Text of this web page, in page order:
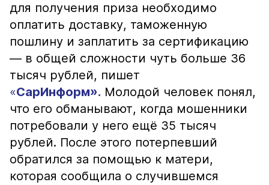
для получения приза необходимо
оплатить доставку, таможенную
пошлину и заплатить за сертификацию
— в общей сложности чуть больше 36
тысяч рублей, пишет
«СарИнформ». Молодой человек понял,
что его обманывают, когда мошенники
потребовали у него ещё 35 тысяч
рублей. После этого потерпевший
обратился за помощью к матери,
которая сообщила о случившемся